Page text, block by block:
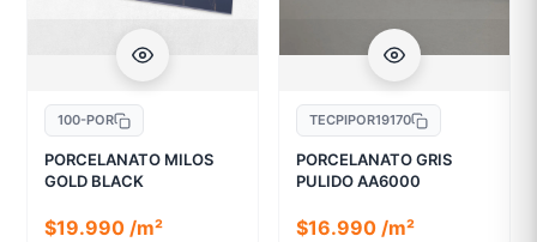
100-POR
PORCELANATO MILOS
GOLD BLACK
$19.990 /m²
TECPIPOR19170
PORCELANATO GRIS
PULIDO AA6000
$16.990 /m²